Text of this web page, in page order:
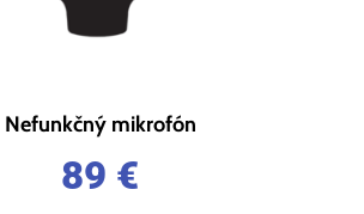
Nefunkčný mikrofón
89 €